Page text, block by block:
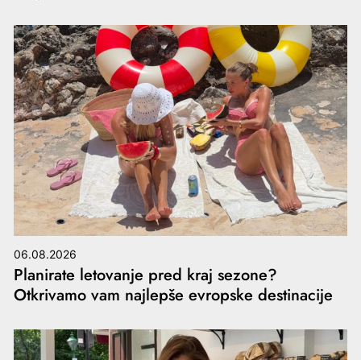
06.08.2026
Planirate letovanje pred kraj sezone?
Otkrivamo vam najlepše evropske destinacije